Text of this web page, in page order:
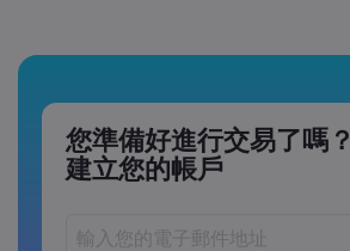
您準備好進行交易了嗎？
建立您的帳戶